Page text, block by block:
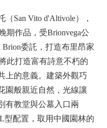
San Vito d'Altivole），
期作品，受Brionvega公
Brion委託，打造布里昂家
此打造富有詩意不朽的
上的意義。建築外觀巧
園般親近自然，光線讓
有教堂與公墓入口兩
型配置，取用中國園林的